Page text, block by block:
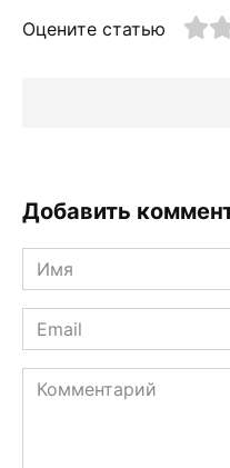
Оцените статью
Добавить
Имя
*
Email
*
Комментарий